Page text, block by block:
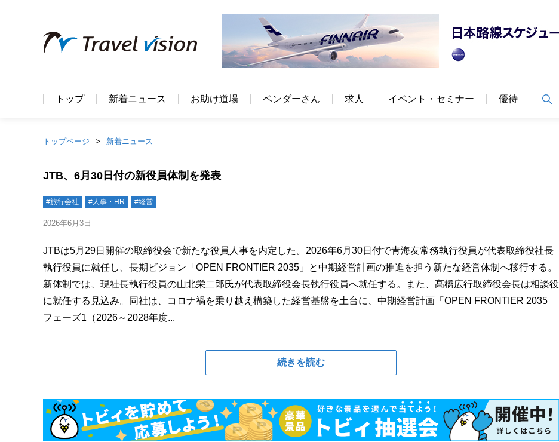
トップ 新着ニュース お助け道場 ベンダーさん 求人 イベント・セミナー 優待
トップページ 新着ニュース
JTB、6月30日付の新役員体制を発表
#旅行会社 #人事・HR #経営
2026年6月3日
JTBは5月29日開催の取締役会で新たな役員人事を内定した。2026年6月30日付で青海友常務執行役員が代表取締役社長
執行役員に就任し、長期ビジョン「OPEN FRONTIER 2035」と中期経営計画の推進を担う新たな経営体制へ移行する。
新体制では、現社長執行役員の山北栄二郎氏が代表取締役会長執行役員へ就任する。また、髙橋広行取締役会長は相談役
に就任する見込み。同社は、コロナ禍を乗り越え構築した経営基盤を土台に、中期経営計画「OPEN FRONTIER 2035
フェーズ1（2026～2028年度...
続きを読む